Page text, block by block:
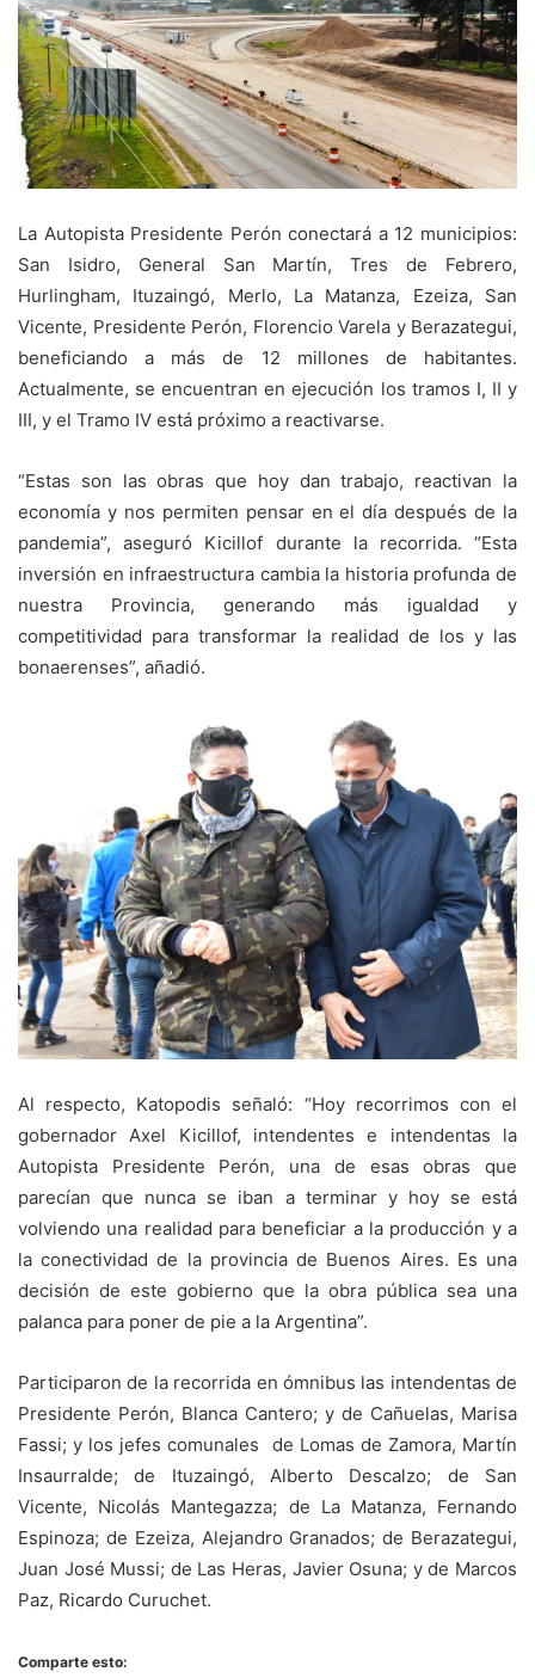
La Autopista Presidente Perón conectará a 12 municipios:
San Isidro, General San Martín, Tres de Febrero,
Hurlingham, Ituzaingó, Merlo, La Matanza, Ezeiza, San
Vicente, Presidente Perón, Florencio Varela y Berazategui,
beneficiando a más de 12 millones de habitantes.
Actualmente, se encuentran en ejecución los tramos I, II y
III, y el Tramo IV está próximo a reactivarse.
“Estas son las obras que hoy dan trabajo, reactivan la
economía y nos permiten pensar en el día después de la
pandemia”, aseguró Kicillof durante la recorrida. “Esta
inversión en infraestructura cambia la historia profunda de
nuestra Provincia, generando más igualdad y
competitividad para transformar la realidad de los y las
bonaerenses”, añadió.
Al respecto, Katopodis señaló: “Hoy recorrimos con el
gobernador Axel Kicillof, intendentes e intendentas la
Autopista Presidente Perón, una de esas obras que
parecían que nunca se iban a terminar y hoy se está
volviendo una realidad para beneficiar a la producción y a
la conectividad de la provincia de Buenos Aires. Es una
decisión de este gobierno que la obra pública sea una
palanca para poner de pie a la Argentina”.
Participaron de la recorrida en ómnibus las intendentas de
Presidente Perón, Blanca Cantero; y de Cañuelas, Marisa
Fassi; y los jefes comunales de Lomas de Zamora, Martín
Insaurralde; de Ituzaingó, Alberto Descalzo; de San
Vicente, Nicolás Mantegazza; de La Matanza, Fernando
Espinoza; de Ezeiza, Alejandro Granados; de Berazategui,
Juan José Mussi; de Las Heras, Javier Osuna; y de Marcos
Paz, Ricardo Curuchet.
Comparte esto: